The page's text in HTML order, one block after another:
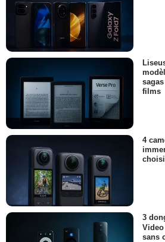
films
4
3
sans